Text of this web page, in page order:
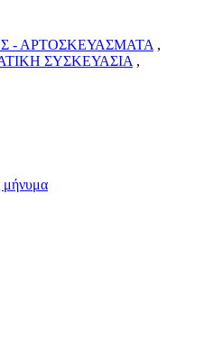
- ΑΡΤΟΣΚΕΥΑΣΜΑΤΑ ,
ΣΥΣΚΕΥΑΣΙΑ ,
μήνυμα